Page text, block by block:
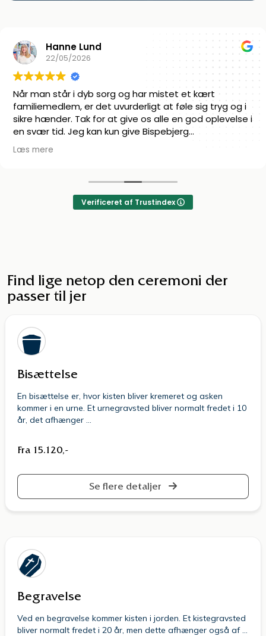
Linnea Norengaard
15/06/2022
Super venligt personale! De er gode til at få givet den
smukke afsked som de står inde for. Kan klart
anbefale dem!
Verificeret af Trustindex
Find lige netop den ceremoni der
passer til jer
Bisættelse
En bisættelse er, hvor kisten bliver kremeret og asken
kommer i en urne. Et urnegravsted bliver normalt fredet i 10
år, det afhænger …
Fra 15.120,-
Se flere detaljer
Begravelse
Ved en begravelse kommer kisten i jorden. Et kistegravsted
bliver normalt fredet i 20 år, men dette afhænger også af …